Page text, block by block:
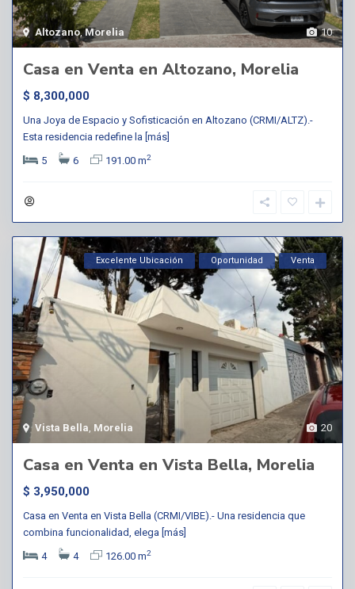
10
Altozano,Morelia
Casa en Venta en Altozano, Morelia
$ 8,300,000
Una Joya de Espacio y Sofisticación en Altozano (CRMI/ALTZ).-
Esta residencia redefine la [más]
5
6 191.00 m2
20
Vista Bella Morelia
Excelente Ubicación Oportunidad Venta
Casa en Venta en Vista Bella, Morelia
$ 3,950,000
Casa en Venta en Vista Bella (CRMI/VIBE).- Una residencia que
combina funcionalidad, elega [más]
4
4 126.00 m2